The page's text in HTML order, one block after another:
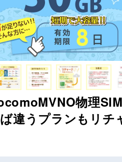
物理
違うプランもリチ